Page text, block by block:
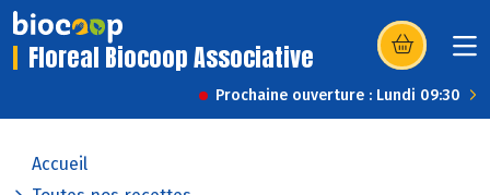
Floreal Biocoop Associative (s’ouvre dans
Prochaine ouverture : Lundi 09:30
Accueil